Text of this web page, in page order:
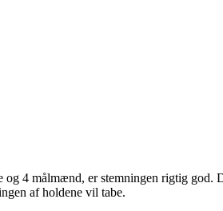
og 4 målmænd, er stemningen rigtig god.
af holdene vil tabe.